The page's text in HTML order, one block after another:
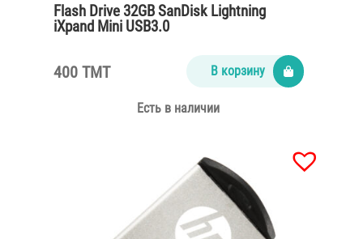
Flash Drive 32GB SanDisk Lightning
iXpand Mini USB3.0
400 TMT В корзину
Есть в наличии